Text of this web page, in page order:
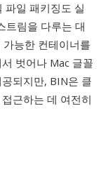
파일 패키징도 실
트림을 다루는 대
능한 컨테이너를
벗어나 Mac 글꼴
되지만, BIN은 클
근하는 데 여전히